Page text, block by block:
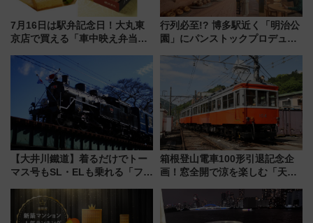
7月16日は駅弁記念日！大丸東
京店で買える「車中映え弁当」
行列必至!? 博多駅近く「明治公
園」にパンストックプロデュー
オープン 秋からはビストロ営業
【大井川鐵道】着るだけでトー
マス号もSL・ELも乗れる「フリ
受注販売
箱根登山電車100形引退記念企
画！窓全開で涼を楽しむ「天然
発売